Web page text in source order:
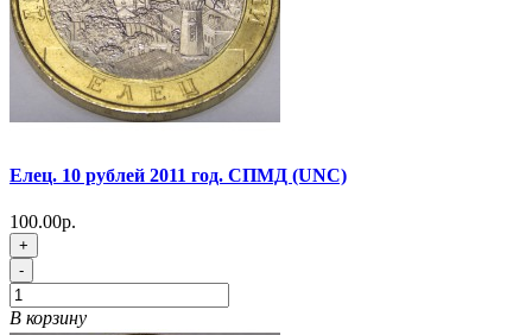
Елец. 10 рублей 2011 год. СПМД (UNC)
100.00р.
+
-
В корзину